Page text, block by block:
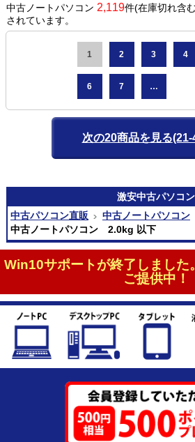
中古ノートパソコン 2,119件(在庫切れ含
されています。
1 2 3 4
6 7 …
次の20商品を見る(21-
激安中古パソコン
中古パソコン直販
中古ノートパソコン
中古ノートパソコン 2.0kg 以下
Win10サポートが終了しました
ご提供中！